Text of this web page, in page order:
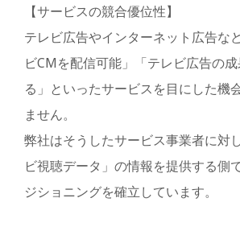
【サービスの競合優位性】
テレビ広告やインターネット広告な
ビCMを配信可能」「テレビ広告の
る」といったサービスを目にした機
ません。
弊社はそうしたサービス事業者に対
ビ視聴データ」の情報を提供する側
ジショニングを確立しています。